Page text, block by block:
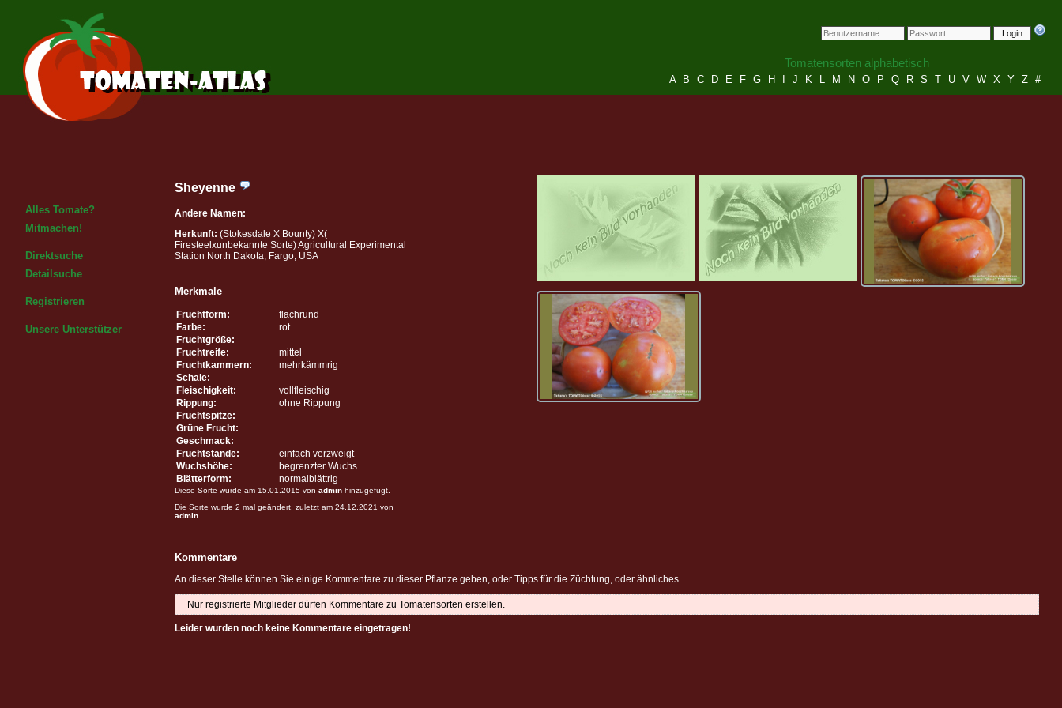
Login
Tomatensorten alphabetisch
A B C D E F G H J K L M N O P Q R S T U V W X Y Z #
Alles Tomate?
Mitmachen!
Direktsuche
Detailsuche
Registrieren
Unsere Unterstützer
Sheyenne
Andere Namen:
Herkunft: (Stokesdale X Bounty) X(
Firesteelxunbekannte Sorte) Agricultural Experimental
Station North Dakota, Fargo, USA
Merkmale
Fruchtform:
flachrund
Farbe:
rot
Fruchtgröße:
Fruchtreife:
mittel
Fruchtkammern:
mehrkämmrig
Schale:
Fleischigkeit:
vollfleischig
Rippung:
ohne Rippung
Fruchtspitze:
Grüne Frucht:
Geschmack:
Fruchtstände:
einfach verzweigt
Wuchshöhe:
begrenzter Wuchs
Blätterform:
normalblättrig
Diese Sorte wurde am 15.01.2015 von admin hinzugefügt.
Die Sorte wurde 2 mal geändert, zuletzt am 24.12.2021 von
admin
Kommentare
An dieser Stelle können Sie einige Kommentare zu dieser Pflanze geben, oder Tipps für die Züchtung, oder ähnliches.
Nur registrierte Mitglieder dürfen Kommentare zu Tomatensorten erstellen.
Leider wurden noch keine Kommentare eingetragen!